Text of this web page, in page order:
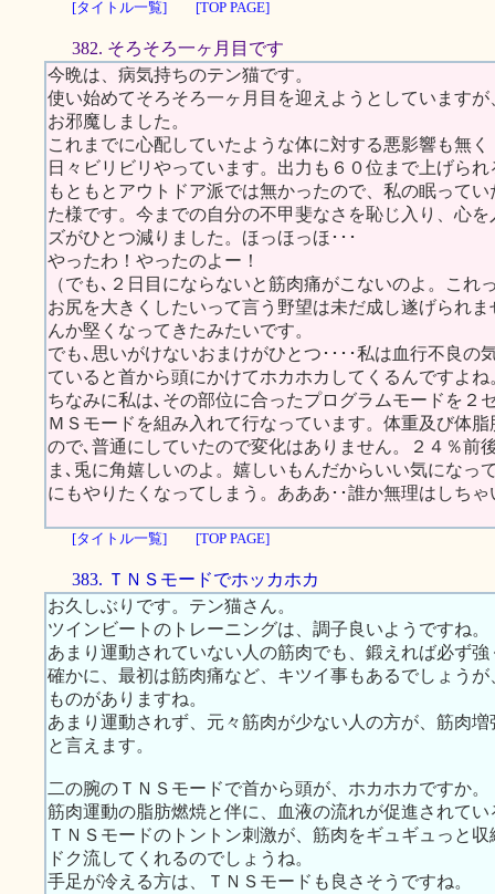
[タイトル一覧] [TOP PAGE]
382. そろそろ一ヶ月目です
今晩は、病気持ちのテン猫です。
使い始めてそろそろ一ヶ月目を迎えようとしています
お邪魔しました。
これまでに心配していたような体に対する悪影響も無
日々ビリビリやっています。出力も６０位まで上げら
もともとアウトドア派では無かったので、私の眠って
た様です。今までの自分の不甲斐なさを恥じ入り、心
ズがひとつ減りました。ほっほっほ･･･
やったわ！やったのよー！
（でも､２日目にならないと筋肉痛がこないのよ。これ
お尻を大きくしたいって言う野望は未だ成し遂げられ
んか堅くなってきたみたいです。
でも､思いがけないおまけがひとつ････私は血行不良の
ていると首から頭にかけてホカホカしてくるんですよ
ちなみに私は､その部位に合ったプログラムモードを２
ＭＳモードを組み入れて行なっています。体重及び体
ので､普通にしていたので変化はありません。２４％前
ま､兎に角嬉しいのよ。嬉しいもんだからいい気になっ
にもやりたくなってしまう。あああ･･誰か無理はしち
[タイトル一覧] [TOP PAGE]
383. ＴＮＳモードでホッカホカ
お久しぶりです。テン猫さん。
ツインビートのトレーニングは、調子良いようですね。
あまり運動されていない人の筋肉でも、鍛えれば必ず
確かに、最初は筋肉痛など、キツイ事もあるでしょう
ものがありますね。
あまり運動されず、元々筋肉が少ない人の方が、筋肉
と言えます。
二の腕のＴＮＳモードで首から頭が、ホカホカですか。
筋肉運動の脂肪燃焼と伴に、血液の流れが促進されて
ＴＮＳモードのトントン刺激が、筋肉をギュギュっと
ドク流してくれるのでしょうね。
手足が冷える方は、ＴＮＳモードも良さそうですね。